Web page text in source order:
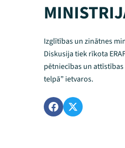
Izglītības un zinātnes
Diskusija tiek rīkota
pētniecības un
telpā” ietvaros.